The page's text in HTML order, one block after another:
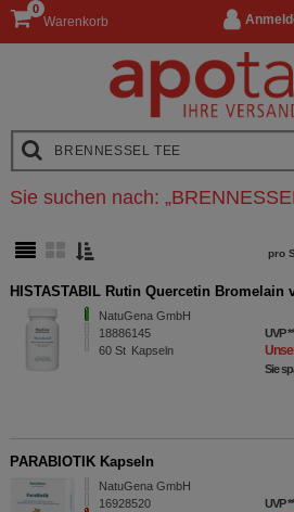
Warenkorb
0
Sie suchen nach: „
pro
HISTASTABIL Rutin Quercetin Bromelain
NatuGena GmbH
18886145
60 St Kapseln
UVP**
Sie
PARABIOTIK Kapseln
NatuGena GmbH
16928520
UVP**